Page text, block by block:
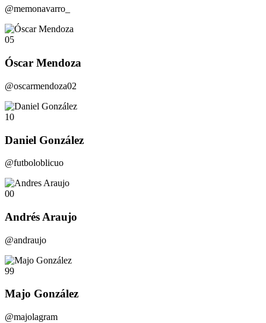
@memonavarro_
05
Óscar Mendoza
@oscarmendoza02
10
Daniel González
@futboloblicuo
00
Andrés Araujo
@andraujo
99
Majo González
@majolagram